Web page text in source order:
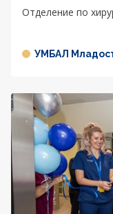
Отделение по
УМБАЛ